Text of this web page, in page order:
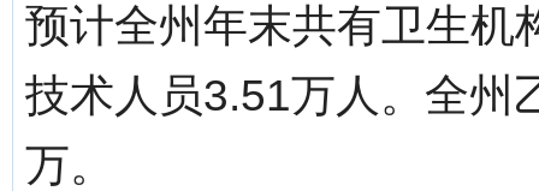
预计全州年末共有卫生机
技术人员3.51万人。全州
万。